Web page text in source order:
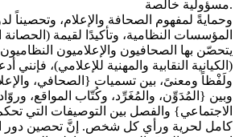
مسؤولية خالصة.
وحمايةً لمفهوم الصحافة والإعلام، وتحصيناً
المؤسسات النظامية، وتأكيدًا لقيمة
يتحصّن بها الصحافيون والإعلاميون
(الكيانية النقابية والمهنية للإعلامي)، فإنني
ولَفْظاً ومعنىً، بين تسميات {الصحافي،
وبين {المُدَوِّن، والمُغَرِّد، وكُتّاب المواقع،
الاجتماعي} والفصل بين التوصيفات التي
كامل لحرية ورأي كل شخص. إنَّ تحصين دور